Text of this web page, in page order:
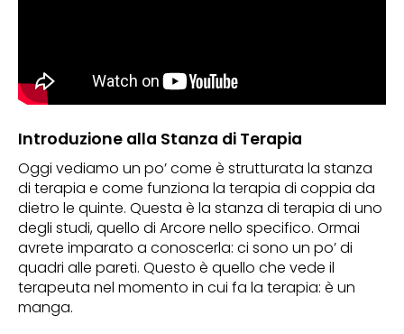
Introduzione alla Stanza di Terapia
Oggi vediamo un po’ come è strutturata la stanza
di terapia e come funziona la terapia di coppia da
dietro le quinte. Questa è la stanza di terapia di uno
degli studi, quello di Arcore nello specifico. Ormai
avrete imparato a conoscerla: ci sono un po’ di
quadri alle pareti. Questo è quello che vede il
terapeuta nel momento in cui fa la terapia: è un
manga.